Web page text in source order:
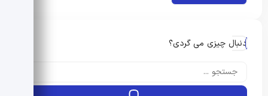
دنبال چیزی می گردی؟